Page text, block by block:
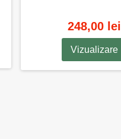
248,00 lei
Vizualizare